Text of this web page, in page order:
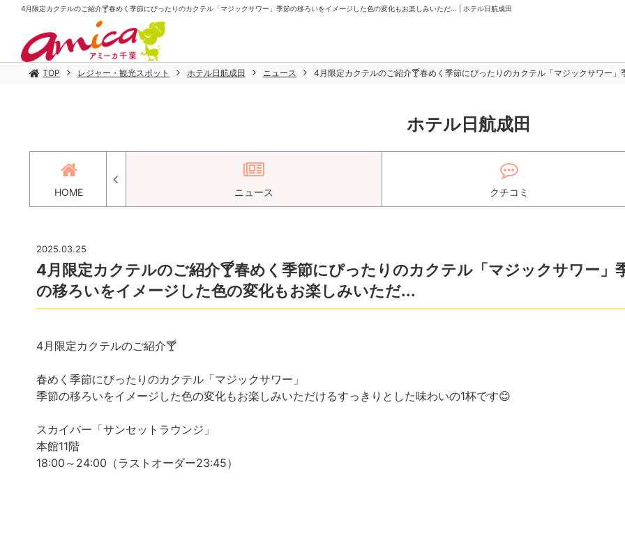
4月限定カクテルのご紹介🍸春めく季節にぴったりのカクテル「マジックサワー」季節の移ろいをイメージした色の変化もお楽しみいただ... | ホテル日航成田
TOP レジャー・観光スポット ホテル日航成田 ニュース 4月限定カクテルのご紹介🍸春めく季節にぴったりのカクテル「マジックサワー
ホテル日航成田
HOME ニュース クチコミ
2025.03.25
4月限定カクテルのご紹介🍸春めく季節にぴったりのカクテル「マジックサワー」
の移ろいをイメージした色の変化もお楽しみいただ...
4月限定カクテルのご紹介🍸
春めく季節にぴったりのカクテル「マジックサワー」
季節の移ろいをイメージした色の変化もお楽しみいただけるすっきりとした味わいの1杯です😊
スカイバー「サンセットラウンジ」
本館11階
18:00～24:00（ラストオーダー23:45）